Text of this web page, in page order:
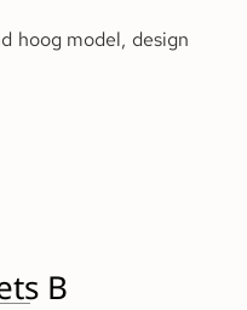
hoog model, design
B